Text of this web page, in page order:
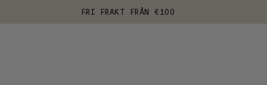
FRI FRAKT FRÅN €100